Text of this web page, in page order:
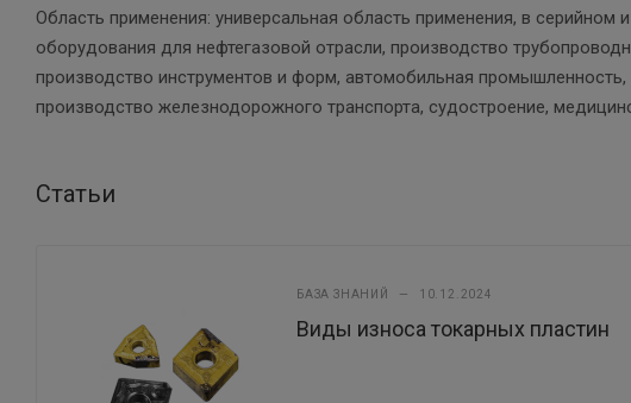
Область применения: универсальная область применения, в
оборудования для нефтегазовой отрасли, производство
производство инструментов и форм, автомобильная
производство железнодорожного транспорта, судостроение,
Статьи
БАЗА ЗНАНИЙ — 10.12.2024
Виды износа токарных пластин